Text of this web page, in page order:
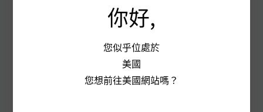
如何符合您的投資目標，否則您不應作出投
銷售文件。
接受本使用條款及其修訂項目
您繼續使用本網站前必須細閱下列資料。本
你好,
您似乎位處於
美國
您想前往美國網站嗎？